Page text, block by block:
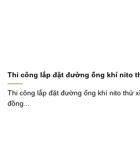
Thi công lắp đặt đường ống khí nito
Thi công lắp đặt đường ống khí nito thử
đồng...